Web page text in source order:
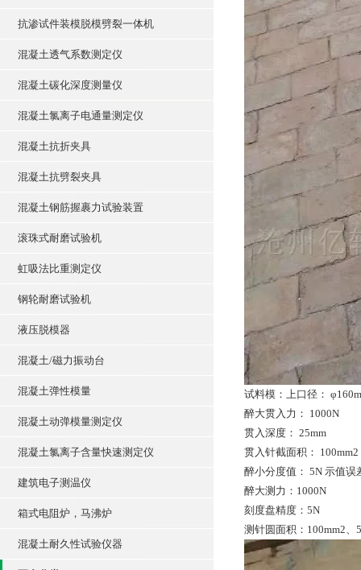
抗渗试件装模脱模劈裂一体机
混凝土透气系数测定仪
混凝土碳化深度测量仪
混凝土氯离子电通量测定仪
混凝土抗折夹具
混凝土抗劈裂夹具
混凝土钢筋握裹力试验装置
滚珠式耐磨试验机
虹吸法比重测定仪
钢轮耐磨试验机
液压脱模器
混凝土/磁力振动台
混凝土弹性模量
混凝土动弹模量测定仪
混凝土氯离子含量快速测定仪
建筑电子测温仪
箱式电阻炉，马沸炉
混凝土耐久性试验仪器
试料模：上口径：
醉大贯入力： 1000N
贯入深度： 25mm
贯入针截面积：
醉小分度值： 5N 示值误
醉大测力：1000N
刻度盘精度：5N
测针圆面积：100mm2、